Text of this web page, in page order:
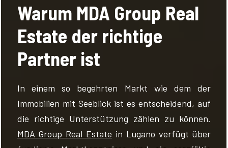
Warum MDA Group Real
Estate der richtige
Partner ist
In einem so begehrten Markt wie dem der
Immobilien mit Seeblick ist es entscheidend, auf
die richtige Unterstützung zählen zu können.
MDA Group Real Estate in Lugano verfügt über